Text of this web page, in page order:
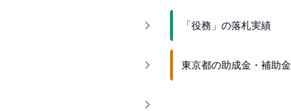
「役務」の落札実績
東京都の助成金・補助金